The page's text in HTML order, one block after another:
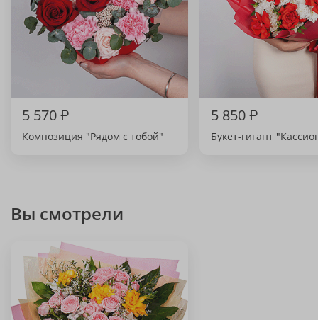
5 570₽
Композиция "Рядом с тобой"
5 850₽
Букет-гигант
Вы смотрели